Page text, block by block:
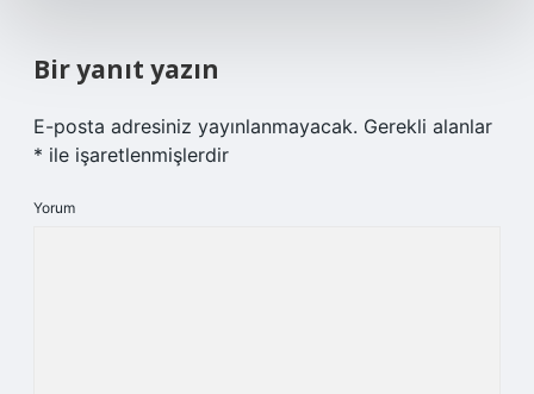
Bir yanıt yazın
E-posta adresiniz yayınlanmayacak. Gerekli alanlar
* ile işaretlenmişlerdir
Yorum